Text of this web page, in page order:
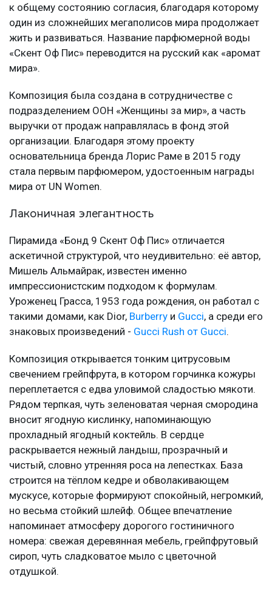
к общему состоянию согласия, благодаря которому
один из сложнейших мегаполисов мира продолжает
жить и развиваться. Название парфюмерной воды
«Скент Оф Пис» переводится на русский как «аромат
мира».
Композиция была создана в сотрудничестве с
подразделением ООН «Женщины за мир», а часть
выручки от продаж направлялась в фонд этой
организации. Благодаря этому проекту
основательница бренда Лорис Раме в 2015 году
стала первым парфюмером, удостоенным награды
мира от UN Women.
Лаконичная элегантность
Пирамида «Бонд 9 Скент Оф Пис» отличается
аскетичной структурой, что неудивительно: её автор,
Мишель Альмайрак, известен именно
импрессионистским подходом к формулам.
Уроженец Грасса, 1953 года рождения, он работал с
такими домами, как Dior, Burberry и Gucci, а среди его
знаковых произведений - Gucci Rush от Gucci.
Композиция открывается тонким цитрусовым
свечением грейпфрута, в котором горчинка кожуры
переплетается с едва уловимой сладостью мякоти.
Рядом терпкая, чуть зеленоватая черная смородина
вносит ягодную кислинку, напоминающую
прохладный ягодный коктейль. В сердце
раскрывается нежный ландыш, прозрачный и
чистый, словно утренняя роса на лепестках. База
строится на тёплом кедре и обволакивающем
мускусе, которые формируют спокойный, негромкий,
но весьма стойкий шлейф. Общее впечатление
напоминает атмосферу дорогого гостиничного
номера: свежая деревянная мебель, грейпфрутовый
сироп, чуть сладковатое мыло с цветочной
отдушкой.